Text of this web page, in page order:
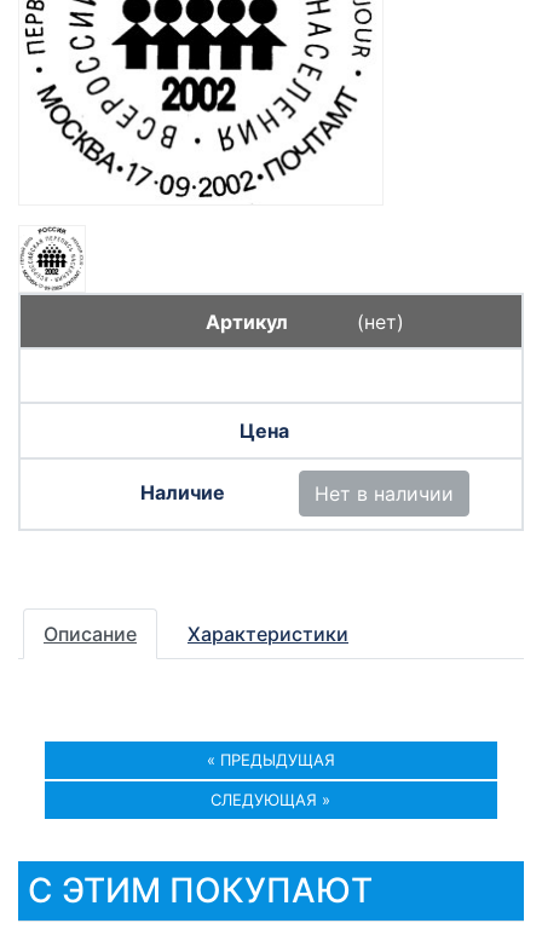
(нет)
Нет в наличии
Описание Характеристики
« ПРЕДЫДУЩАЯ
СЛЕДУЮЩАЯ »
С ЭТИМ ПОКУПАЮТ